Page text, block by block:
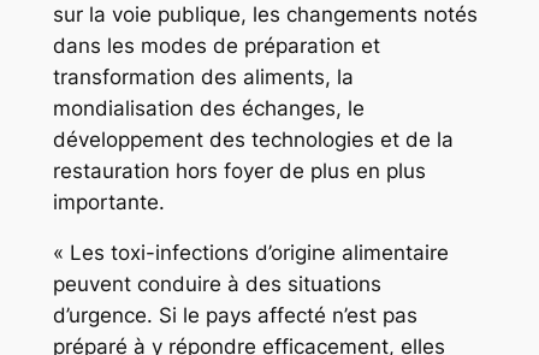
sur la voie publique, les changements notés
dans les modes de préparation et
transformation des aliments, la
mondialisation des échanges, le
développement des technologies et de la
restauration hors foyer de plus en plus
importante.
« Les toxi-infections d’origine alimentaire
peuvent conduire à des situations
d’urgence. Si le pays affecté n’est pas
préparé à y répondre efficacement, elles